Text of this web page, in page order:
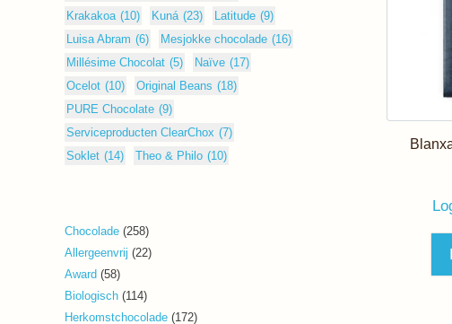
Krakakoa (10) Kuná (23) Latitude (9)
Luisa Abram (6) Mesjokke chocolade (16)
Millésime Chocolat (5) Naïve (17)
Ocelot (10) Original Beans (18)
PURE Chocolate (9)
Serviceproducten ClearChox (7)
Soklet (14) Theo & Philo (10)
Chocolade 258258
producten
Allergeenvrij 2222
Award 5858
producten
Biologisch 114114
producten
Herkomstchocolade 172172